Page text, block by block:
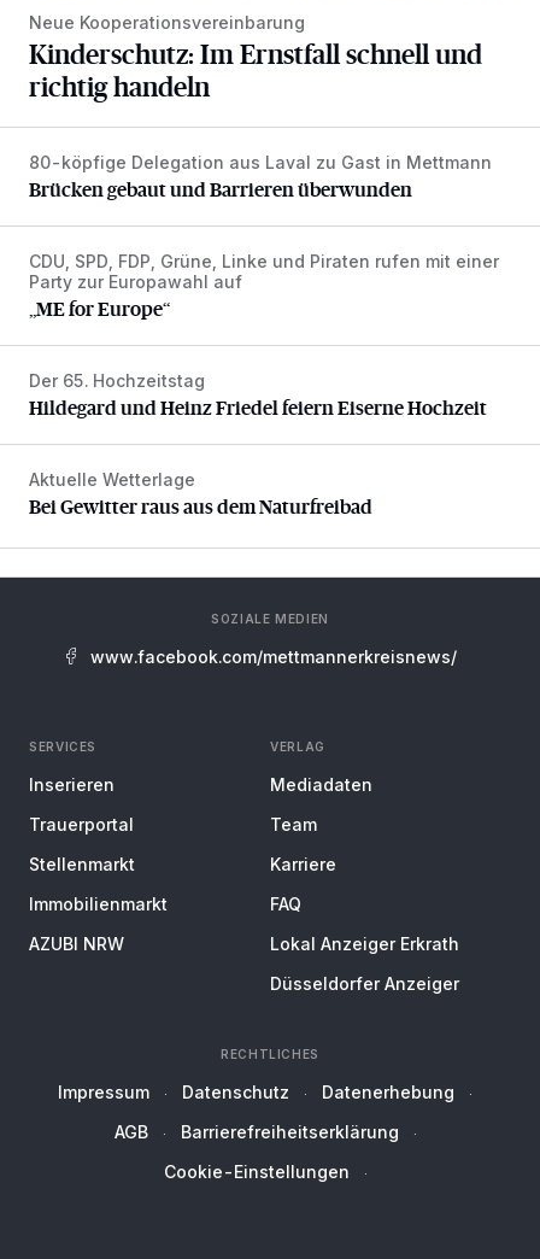
Neue Kooperationsvereinbarung
Kinderschutz: Im Ernstfall schnell und
richtig handeln
Brücken gebaut und Barrieren überwunden
80-köpfige Delegation aus Laval zu Gast in Mettmann
Brücken gebaut und Barrieren überwunden
„ME for Europe“
CDU, SPD, FDP, Grüne, Linke und Piraten rufen mit einer
Party zur Europawahl auf
„ME for Europe“
Hildegard und Heinz Friedel feiern Eiserne Hochzeit
Der 65. Hochzeitstag
Hildegard und Heinz Friedel feiern Eiserne Hochzeit
Bei Gewitter raus aus dem Naturfreibad
Aktuelle Wetterlage
Bei Gewitter raus aus dem Naturfreibad
SOZIALE MEDIEN
www.facebook.com/mettmannerkreisnews/
SERVICES
Inserieren
Trauerportal
Stellenmarkt
Immobilienmarkt
AZUBI NRW
VERLAG
Mediadaten
Team
Karriere
FAQ
Lokal Anzeiger Erkrath
Düsseldorfer Anzeiger
RECHTLICHES
Impressum Datenschutz
Datenerhebung
AGB
Barrierefreiheitserklärung
Cookie-Einstellungen